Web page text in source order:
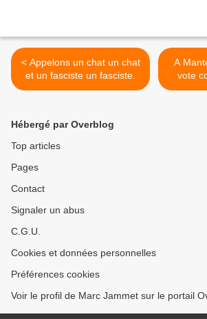
< Appelons un chat un chat
et un fasciste un fasciste.
A
vote
Hébergé par Overblog
Top articles
Pages
Contact
Signaler un abus
C.G.U.
Cookies et données personnelles
Préférences cookies
Voir le profil de Marc Jammet sur le portail